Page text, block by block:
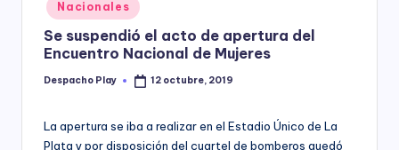
y
in
Nacionales
Se suspendió el acto de apertura del
Encuentro Nacional de Mujeres
Posted
Despacho Play 12 octubre, 2019
La apertura se iba a realizar en el Estadio Único de La
Plata y por disposición del cuartel de bomberos quedó